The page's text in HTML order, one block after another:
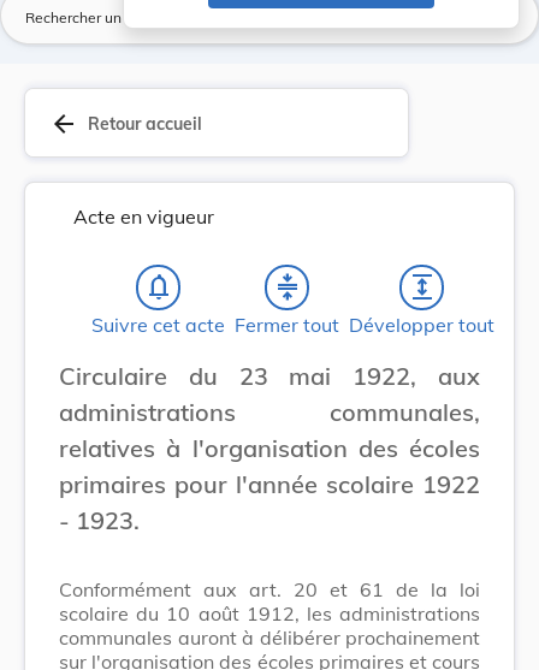
arrow_back Retour accueil
Acte en vigueur
notifications_none
Suivre cet acte
compress
Fermer tout
expand
Développer tout
Circulaire du 23 mai 1922, aux
administrations communales,
relatives à l'organisation des écoles
primaires pour l'année scolaire 1922
- 1923.
Conformément aux art. 20 et 61 de la loi
scolaire du 10 août 1912, les administrations
communales auront à délibérer prochainement
sur l'organisation des écoles primaires et cours